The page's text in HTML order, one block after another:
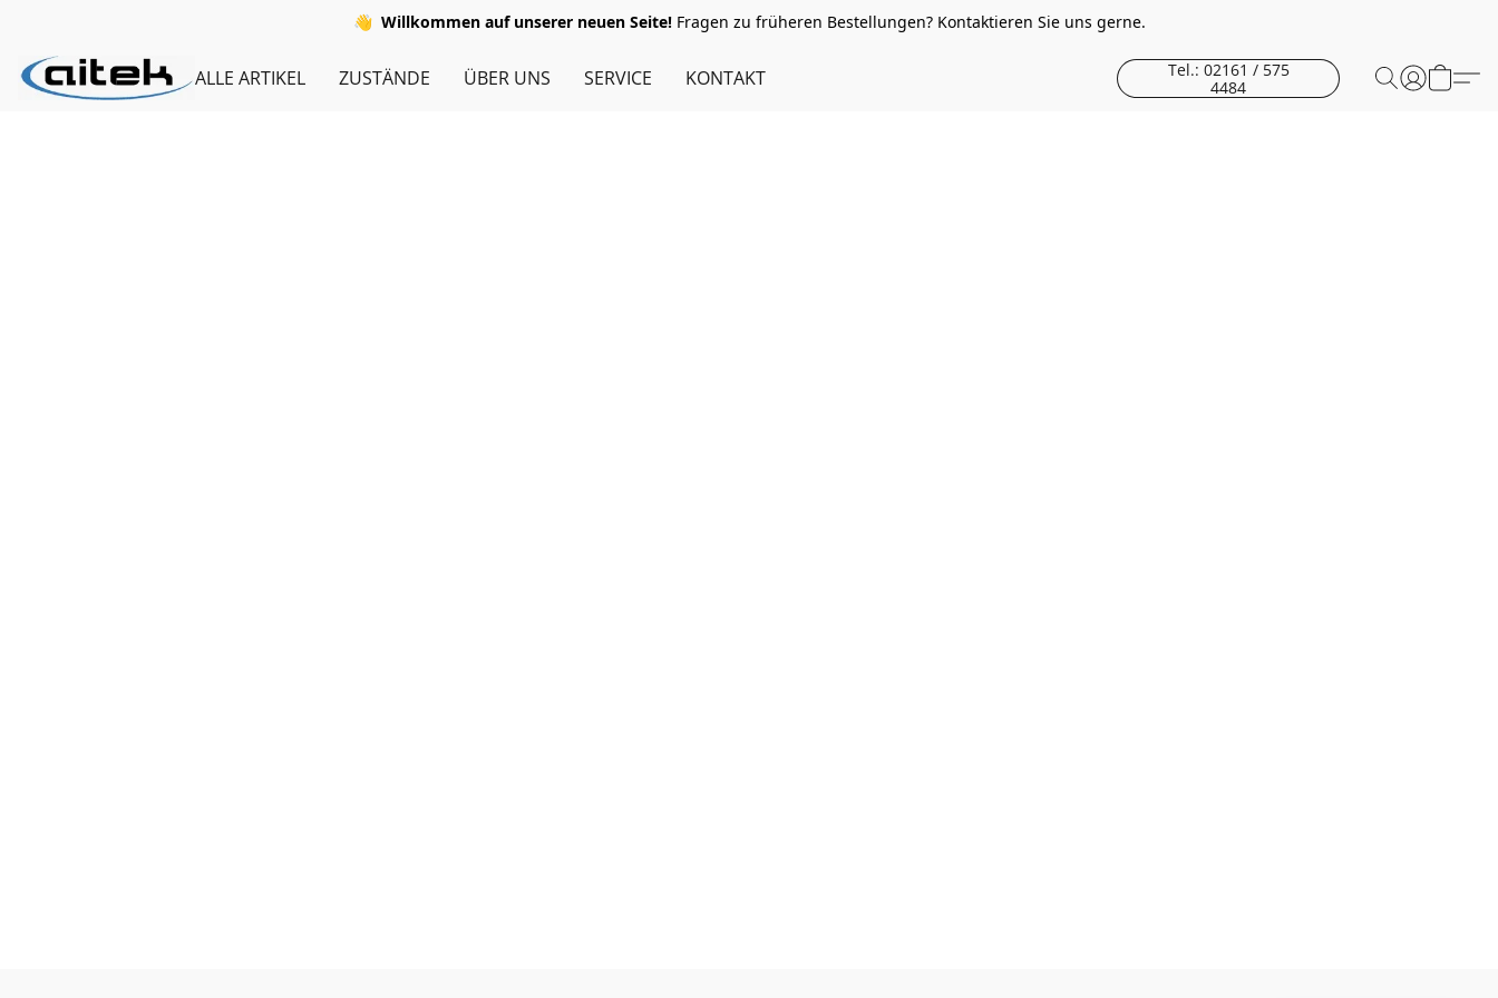
👋 Willkommen auf unserer neuen Seite! Fragen zu früheren Bestellungen? Kontaktieren Sie uns gerne.
ALLE ARTIKEL ZUSTÄNDE ÜBER UNS SERVICE KONTAKT
Tel.: 02161 / 575
4484